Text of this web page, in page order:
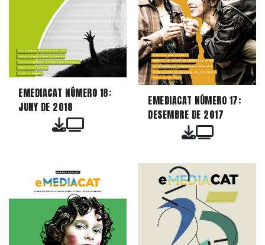
EMEDIACAT NÚMERO 18:
JUNY DE 2018
EMEDIACAT NÚMERO 17:
DESEMBRE DE 2017